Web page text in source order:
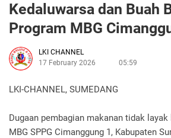
Kedaluwarsa dan Buah
Program MBG
LKI CHANNEL
17 February 2026
05:59
LKI-CHANNEL, SUMEDANG
Dugaan pembagian makanan tidak
MBG SPPG Cimanggung 1, Kabupaten